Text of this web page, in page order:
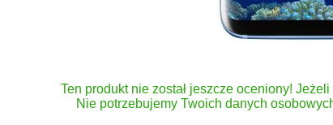
Ten produkt nie został jeszcze oceniony!
Nie potrzebujemy Twoich danych